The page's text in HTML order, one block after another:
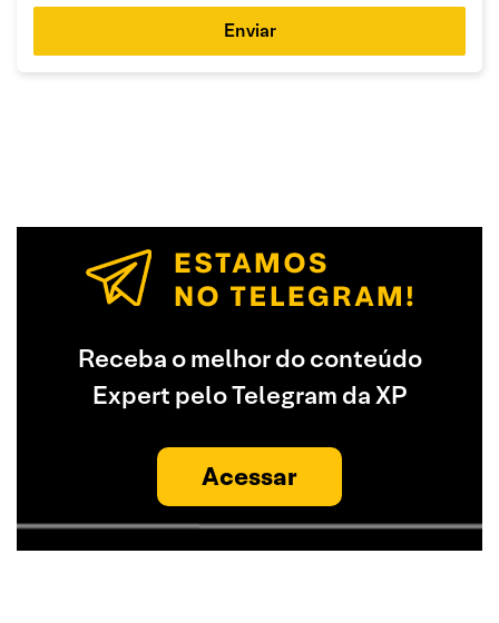
Enviar
Receba o melhor do conteúdo
Expert pelo Telegram da XP
Acessar